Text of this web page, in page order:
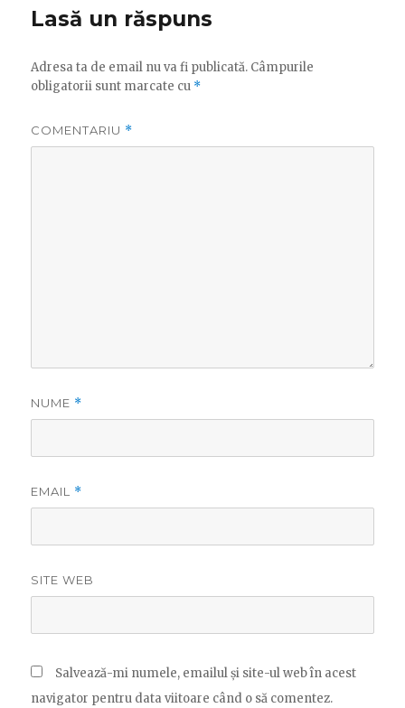
Lasă un răspuns
Adresa ta de email nu va fi publicată. Câmpurile
obligatorii sunt marcate cu *
COMENTARIU *
NUME *
EMAIL *
SITE WEB
Salvează-mi numele, emailul și site-ul web în acest
navigator pentru data viitoare când o să comentez.